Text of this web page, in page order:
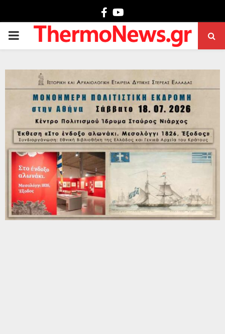
Facebook
PRIMARY